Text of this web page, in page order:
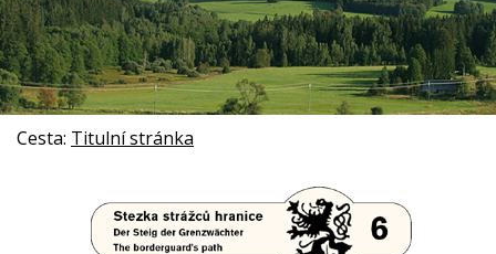
Cesta: Titulní stránka